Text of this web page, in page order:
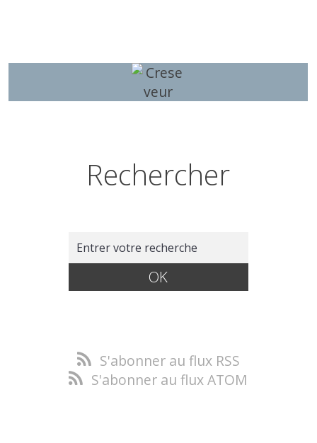
Rechercher
S'abonner au flux RSS
S'abonner au flux ATOM